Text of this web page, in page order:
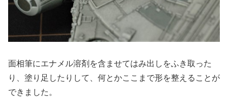
面相筆にエナメル溶剤を含ませてはみ出しをふき取った
り、塗り足したりして、何とかここまで形を整えることが
できました。